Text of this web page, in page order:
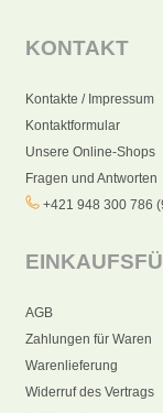
KONTAKT
Kontakte / Impressum
Kontaktformular
Unsere Online-Shops
Fragen und Antworten
+421 948 300 786
AGB
Zahlungen für Waren
Warenlieferung
Widerruf des Vertrags